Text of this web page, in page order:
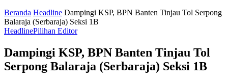
Beranda Headline Dampingi KSP, BPN Banten Tinjau Tol Serpong
Balaraja (Serbaraja) Seksi 1B
HeadlinePilihan Editor
Dampingi KSP, BPN Banten Tinjau Tol
Serpong Balaraja (Serbaraja) Seksi 1B